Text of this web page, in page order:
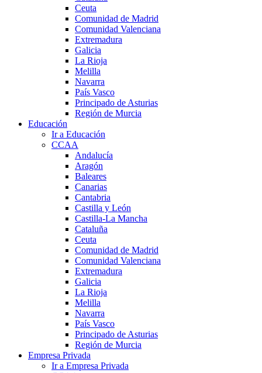
Ceuta
Comunidad de Madrid
Comunidad Valenciana
Extremadura
Galicia
La Rioja
Melilla
Navarra
País Vasco
Principado de Asturias
Región de Murcia
Educación
Ir a Educación
CCAA
Andalucía
Aragón
Baleares
Canarias
Cantabria
Castilla y León
Castilla-La Mancha
Cataluña
Ceuta
Comunidad de Madrid
Comunidad Valenciana
Extremadura
Galicia
La Rioja
Melilla
Navarra
País Vasco
Principado de Asturias
Región de Murcia
Empresa Privada
Ir a Empresa Privada